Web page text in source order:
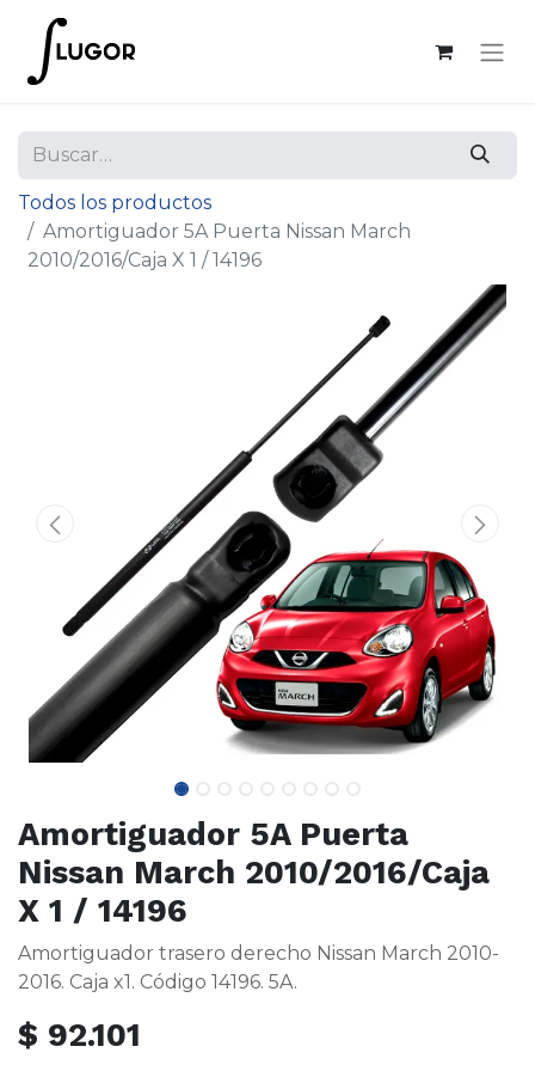
Todos los productos
Amortiguador 5A Puerta Nissan March
2010/2016/Caja X 1 / 14196
Amortiguador 5A Puerta
Nissan March 2010/2016/Caja
X 1 / 14196
Amortiguador trasero derecho Nissan March 2010-
2016. Caja x1. Código 14196. 5A.
$ 92.101